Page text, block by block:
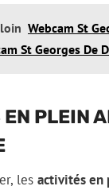
Webcam St
St Georges De
PLEIN
les activités en